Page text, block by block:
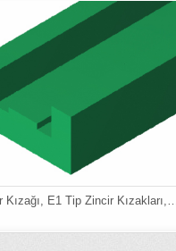
Kızağı, E1 Tip Zincir Kızakları,…